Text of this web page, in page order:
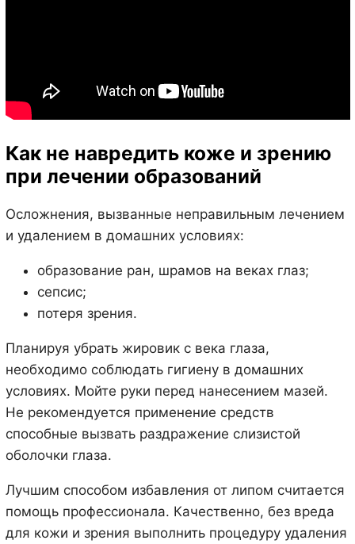
Как не навредить коже и зрению
при лечении образований
Осложнения, вызванные неправильным лечением
и удалением в домашних условиях:
образование ран, шрамов на веках глаз;
сепсис;
потеря зрения.
Планируя убрать жировик с века глаза,
необходимо соблюдать гигиену в домашних
условиях. Мойте руки перед нанесением мазей.
Не рекомендуется применение средств
способные вызвать раздражение слизистой
оболочки глаза.
Лучшим способом избавления от липом считается
помощь профессионала. Качественно, без вреда
для кожи и зрения выполнить процедуру удаления